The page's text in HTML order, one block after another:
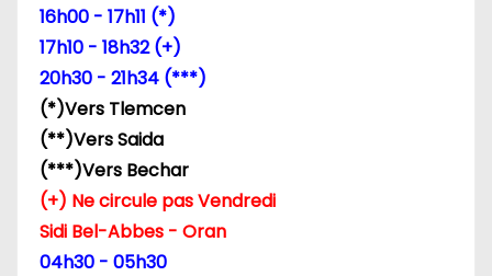
16h00 - 17h11 (*)
17h10 - 18h32 (+)
20h30 - 21h34 (***)
(*)Vers Tlemcen
(**)Vers Saida
(***)Vers Bechar
(+) Ne circule pas Vendredi
Sidi Bel-Abbes - Oran
04h30 - 05h30